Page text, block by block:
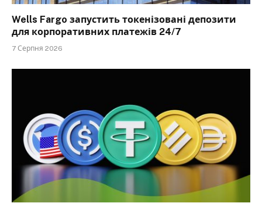
Wells Fargo запустить токенізовані депозити
для корпоративних платежів 24/7
7 Серпня 2026